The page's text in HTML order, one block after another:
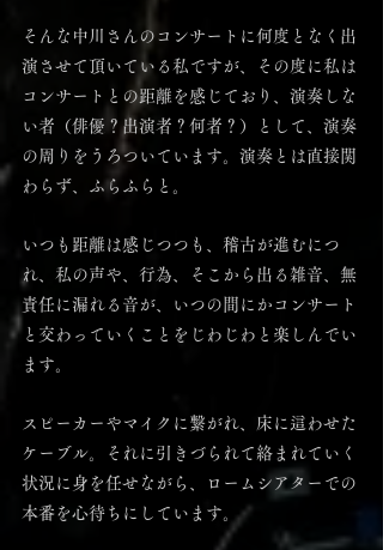
そんな中川さんのコンサートに何度となく出
演させて頂いている私ですが、その度に私は
コンサートとの距離を感じており、演奏しな
い者（俳優？出演者？何者？）として、演奏
の周りをうろついています。演奏とは直接関
わらず、ふらふらと。
いつも距離は感じつつも、稽古が進むにつ
れ、私の声や、行為、そこから出る雑音、無
責任に漏れる音が、いつの間にかコンサート
と交わっていくことをじわじわと楽しんでい
ます。
スピーカーやマイクに繋がれ、床に這わせた
ケーブル。それに引きづられて絡まれていく
状況に身を任せながら、ロームシアターでの
本番を心待ちにしています。